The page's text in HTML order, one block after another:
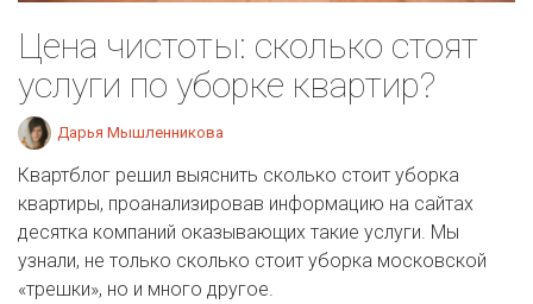
Цена чистоты: сколько стоят
услуги по уборке квартир?
Дарья Мышленникова
Квартблог решил выяснить сколько стоит уборка
квартиры, проанализировав информацию на сайтах
десятка компаний оказывающих такие услуги. Мы
узнали, не только сколько стоит уборка московской
«трешки», но и много другое.